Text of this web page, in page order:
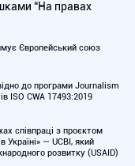
“На правах
Європейський союз
до програми Journalism
ISO CWA 17493:2019
співпраці з проєктом
Україні» — UCBI, який
розвитку (USAID)